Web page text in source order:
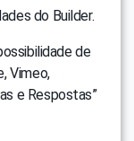
do Builder.
de
Vimeo,
e Respostas”